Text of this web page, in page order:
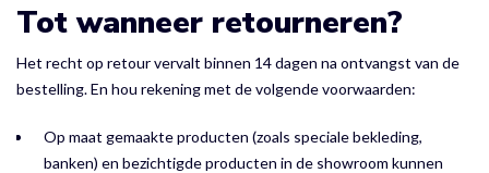
Tot wanneer retourneren?
Het recht op retour vervalt binnen 14 dagen na ontvangst van de
bestelling. En hou rekening met de volgende voorwaarden:
Op maat gemaakte producten (zoals speciale bekleding,
banken) en bezichtigde producten in de showroom kunnen